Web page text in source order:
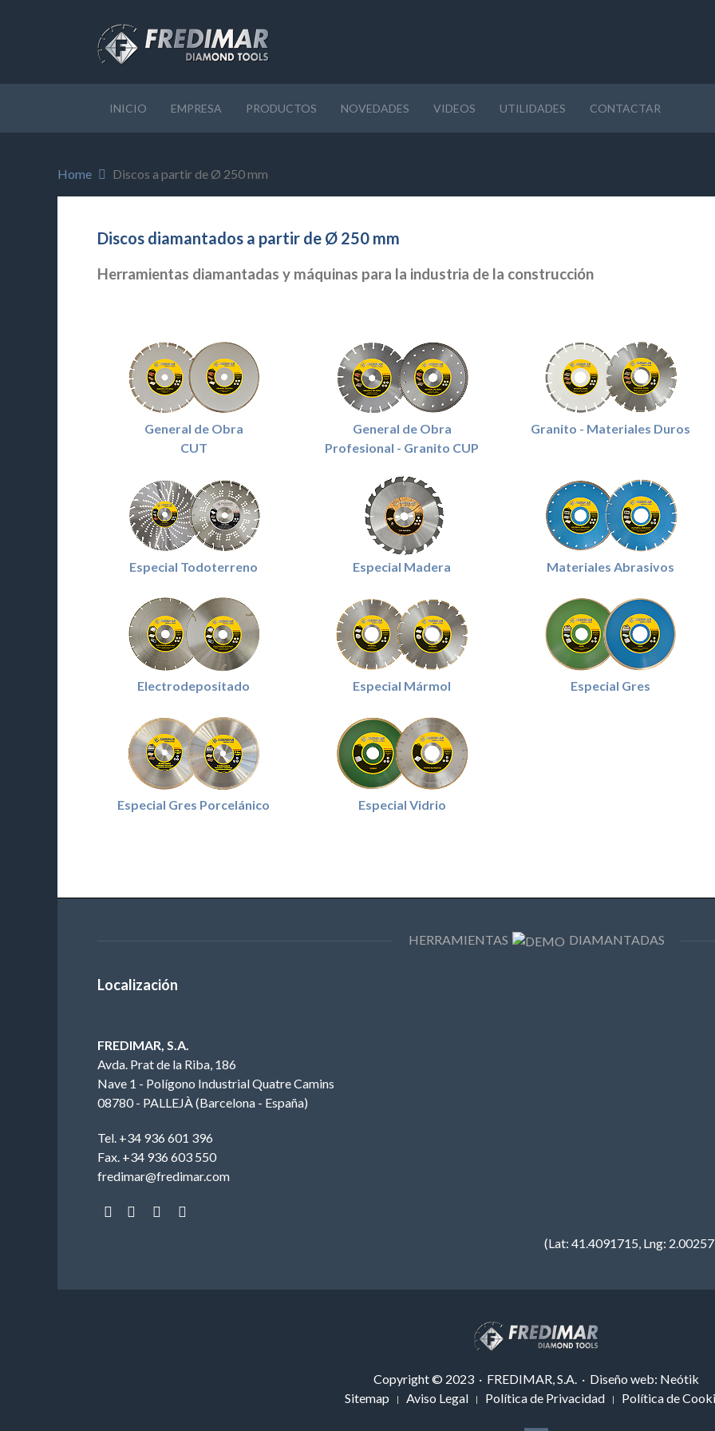
INICIO EMPRESA PRODUCTOS NOVEDADES VIDEOS UTILIDADES CONTACTAR
Home Discos a partir de Ø 250 mm
Discos diamantados a partir de Ø 250 mm
Herramientas diamantadas y máquinas para la industria de la construcción
General de Obra
CUT
General de Obra
Profesional - Granito CUP
Granito - Materiales Duros
Especial Todoterreno Especial Madera Materiales Abrasivos
Electrodepositado Especial Mármol Especial Gres
Especial Gres Porcelánico Especial Vidrio
HERRAMIENTAS DIAMANTADAS
Localización
FREDIMAR, S.A.
Avda. Prat de la Riba, 186
Nave 1 - Polígono Industrial Quatre Camins
08780 - PALLEJÀ (Barcelona - España)
Tel. +34 936 601 396
Fax. +34 936 603 550
fredimar@fredimar.com
(Lat: 41.4091715, Lng:
Copyright © 2023 · FREDIMAR, S.A. · Diseño web: Neótik
Sitemap
Aviso Legal Política de Privacidad Política de